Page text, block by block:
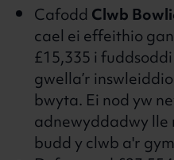
CafoddClwb
cael ei effeithio
£15,335 i
gwella’r
bwyta. Ei nod yw
adnewyddadwy lle
budd y clwb a'r